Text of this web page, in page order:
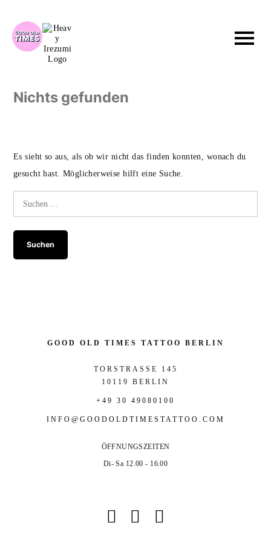
Inhalt
springen
Nichts gefunden
Es sieht so aus, als ob wir nicht das finden konnten, wonach du
gesucht hast. Möglicherweise hilft eine Suche.
Suchen
nach:
GOOD OLD TIMES TATTOO BERLIN
TORSTRASSE 145
10119 BERLIN
+49 30 49080100
INFO@GOODOLDTIMESTATTOO.COM
ÖFFNUNGSZEITEN
Di- Sa 12.00 - 16.00